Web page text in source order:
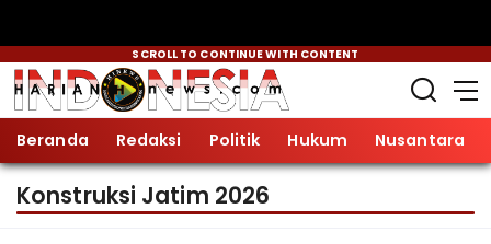
SCROLL TO CONTINUE WITH CONTENT
Beranda Redaksi Politik Hukum Nusantara
Konstruksi Jatim 2026